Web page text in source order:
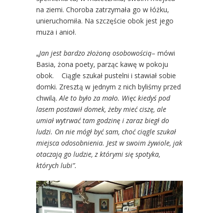
na ziemi. Choroba zatrzymała go w łóżku,
unieruchomiła. Na szczęście obok jest jego
muza i anioł.
„Jan jest bardzo złożoną osobowością– mówi
Basia, żona poety, parząc kawę w pokoju
obok. Ciągle szukał pustelni i stawiał sobie
domki. Zresztą w jednym z nich byliśmy przed
chwilą. Ale to było za mało. Więc kiedyś pod
lasem postawił domek, żeby mieć ciszę, ale
umiał wytrwać tam godzinę i zaraz biegł do
ludzi. On nie mógł być sam, choć ciągle szukał
miejsca odosobnienia. Jest w swoim żywiole, jak
otaczają go ludzie, z którymi się spotyka,
których lubi”.